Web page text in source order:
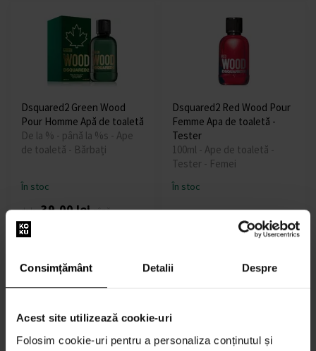
Consimțământ Detalii Despre
Acest site utilizează cookie-uri
Folosim cookie-uri pentru a personaliza conținutul și
Dsquared2 Green Wood
Pour Homme Apă de toaletă
De la % - până la %s - Ape
de toaletă - Bărbați
În stoc
de la39,00 leipână
la169,00 lei
Dsquared2 Red Wood Pour
Femme Apa de toaletă -
Tester
100ml - Ape de toaletă -
Tester - Femei
În stoc